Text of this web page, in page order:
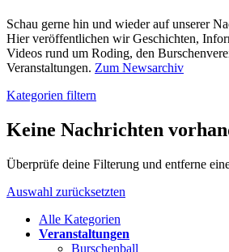
Schau gerne hin und wieder auf unserer
Hier veröffentlichen wir Geschichten,
Videos rund um Roding, den
Veranstaltungen. Zum Newsarchiv
Kategorien filtern
Keine Nachrichten
Überprüfe deine Filterung und entferne
Auswahl zurücksetzten
Alle Kategorien
Veranstaltungen
Burschenball